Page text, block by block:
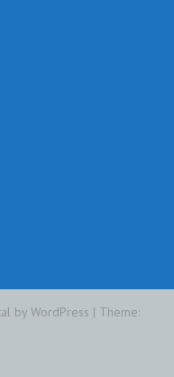
by WordPress | Theme: